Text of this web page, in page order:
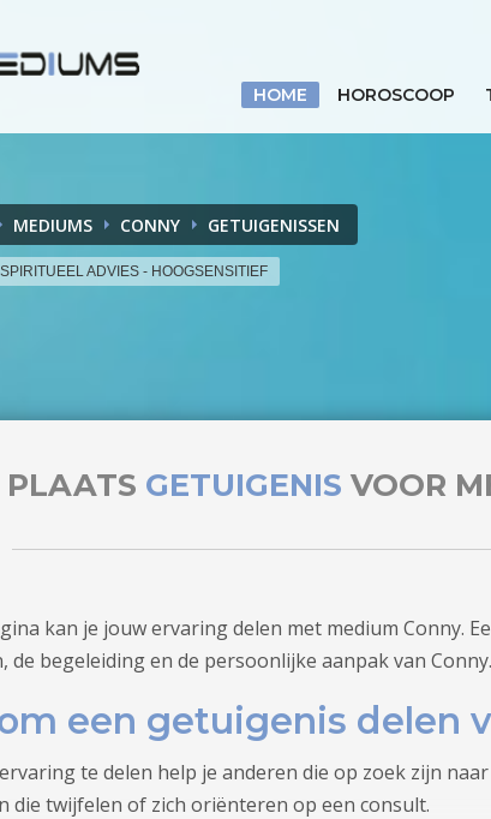
HOME HOROSCOOP
MEDIUMS CONNY GETUIGENISSEN
ADVIES - HOOGSENSITIEF
PLAATS GETUIGENIS VOOR
kan je jouw ervaring delen met medium Conny.
de begeleiding en de persoonlijke aanpak van
een getuigenis delen
te delen help je anderen die op zoek zijn
die twijfelen of zich oriënteren op een consult.